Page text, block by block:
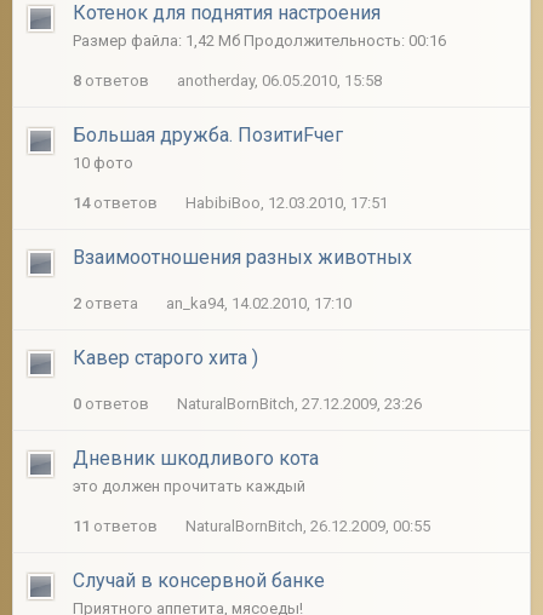
Котенок для поднятия настроения
Размер файла: 1,42 Мб Продолжительность: 00:16
8 ответов anotherday, 06.05.2010, 15:58
Большая дружба. ПозитиFчег
10 фото
14ответов HabibiBoo, 12.03.2010, 17:51
Взаимоотношения разных животных
2 ответа an_ka94, 14.02.2010, 17:10
Кавер старого хита )
0 ответов NaturalBornBitch, 27.12.2009, 23:26
Дневник шкодливого кота
это должен прочитать каждый
11 ответов NaturalBornBitch, 26.12.2009, 00:55
Случай в консервной банке
Приятного аппетита, мясоеды!